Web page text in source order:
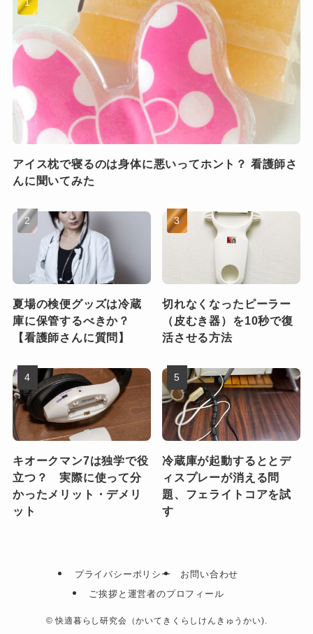
アイス枕で寝るのは身体に悪いってホント？ 看護師さ
んに聞いてみた
夏場の検便グッズは冷蔵
庫に保管するべきか？
【看護師さんに質問】
切れなくなったピーラー
（皮むき器）を10秒で復
活させる方法
キオークマン7は独学で役
立つ？ 実際に使って分
かったメリット・デメリ
ット
冷蔵庫が起動するととデ
ィスプレーが消える問
題、フェライトコアを試
す
プライバシーポリシー
お問い合わせ
ご挨拶と運営者のプロフィール
© 快適暮らし研究会（かいてきくらしけんきゅうかい).